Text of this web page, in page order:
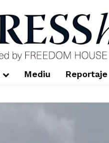
Mediu Reportaje